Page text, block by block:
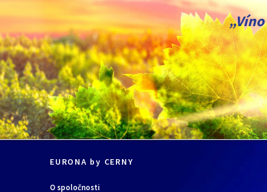
TYP PARFUMÁCIE
balzamická kvetinová
VONNÉ SLOŽKY
aldehydy ambra
kvet čerešne
kvet hlohu
EURONA by CERNY
O spoločnosti